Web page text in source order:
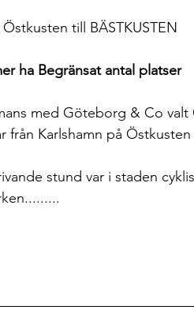
till BÄSTKUSTEN
ha Begränsat antal platser
med Göteborg & Co
från Karlshamn på
stund var i staden